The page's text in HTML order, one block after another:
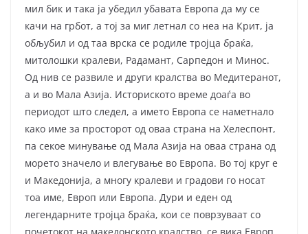
мил бик и така ја убедил убавата Европа да му се
качи на грбот, а тој за миг летнал со неа на Крит, ја
обљубил и од таа врска се родиле тројца браќа,
митолошки кралеви, Радамант, Сарпедон и Минос.
Од нив се развиле и други кралства во Медитеранот,
а и во Мала Азија. Историското време доаѓа во
периодот што следел, а името Европа се наметнало
како име за просторот од оваа страна на Хелеспонт,
па секое минување од Мала Азија на оваа страна од
морето значело и влегување во Европа. Во тој круг е
и Македонија, а многу кралеви и градови го носат
тоа име, Европ или Европа. Дури и еден од
легендарните тројца браќа, кои се поврзуваат со